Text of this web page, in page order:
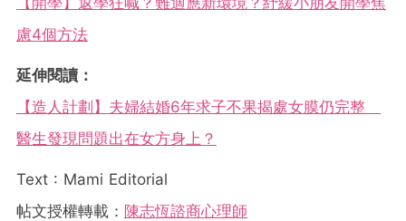
慮4個方法
延伸閱讀：
【造人計劃】夫婦結婚6年求子不果揭處女膜仍完整
醫生發現問題出在女方身上？
Text : Mami Editorial
帖文授權轉載： 陳志恆諮商心理師